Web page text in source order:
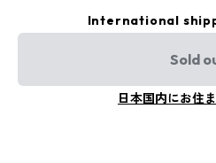
International
Sold
日本国内にお住